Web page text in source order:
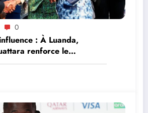
0
: À Luanda,
renforce le
de la Côte d’Ivoire en